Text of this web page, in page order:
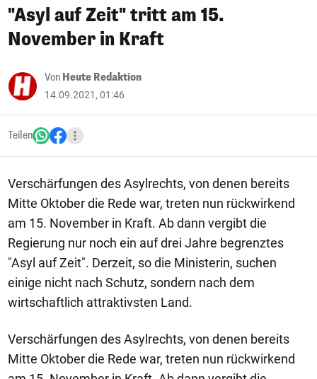
"Asyl auf Zeit" tritt am 15.
November in Kraft
Von Heute Redaktion
14.09.2021, 01:46
Teilen
Verschärfungen des Asylrechts, von denen bereits
Mitte Oktober die Rede war, treten nun rückwirkend
am 15. November in Kraft. Ab dann vergibt die
Regierung nur noch ein auf drei Jahre begrenztes
"Asyl auf Zeit". Derzeit, so die Ministerin, suchen
einige nicht nach Schutz, sondern nach dem
wirtschaftlich attraktivsten Land.
Verschärfungen des Asylrechts, von denen bereits
Mitte Oktober die Rede war, treten nun rückwirkend